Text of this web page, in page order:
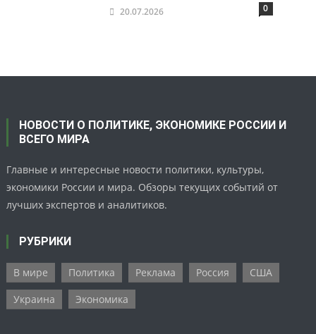
20.07.2026 0
НОВОСТИ О ПОЛИТИКЕ, ЭКОНОМИКЕ РОССИИ И
ВСЕГО МИРА
Главные и интересные новости политики, культуры,
экономики России и мира. Обзоры текущих событий от
лучших экспертов и аналитиков.
РУБРИКИ
В мире Политика Реклама Россия
США
Украина
Экономика